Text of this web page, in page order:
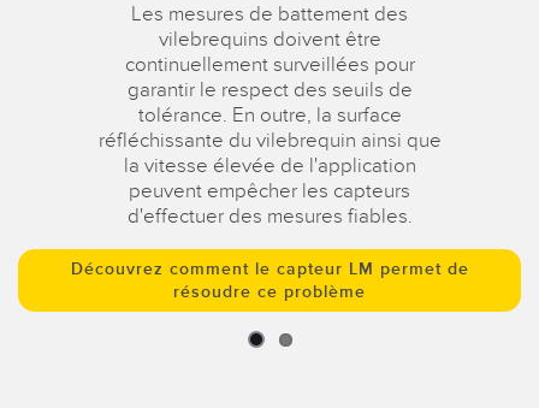
Les mesures de battement des
vilebrequins doivent être
continuellement surveillées pour
garantir le respect des seuils de
tolérance. En outre, la surface
réfléchissante du vilebrequin ainsi que
la vitesse élevée de l'application
peuvent empêcher les capteurs
d'effectuer des mesures fiables.
Découvrez comment le capteur LM permet de
résoudre ce problème